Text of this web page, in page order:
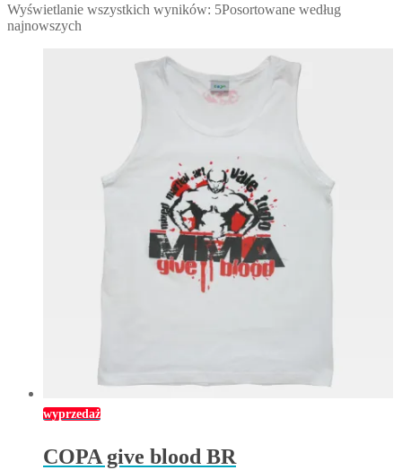
Wyświetlanie wszystkich wyników: 5Posortowane według
najnowszych
wyprzedaż
COPA give blood BR